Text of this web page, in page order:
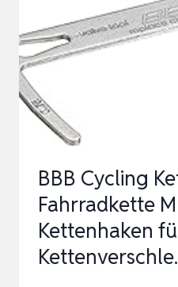
FE…
BBB Cycling
Fahrradkette
Kettenhaken